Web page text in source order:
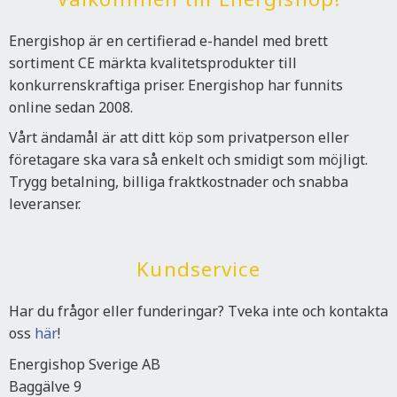
Energishop är en certifierad e-handel med brett
sortiment CE märkta kvalitetsprodukter till
konkurrenskraftiga priser. Energishop har funnits
online sedan 2008.
Vårt ändamål är att ditt köp som privatperson eller
företagare ska vara så enkelt och smidigt som möjligt.
Trygg betalning, billiga fraktkostnader och snabba
leveranser.
Kundservice
Har du frågor eller funderingar? Tveka inte och kontakta
oss här!
Energishop Sverige AB
Baggälve 9